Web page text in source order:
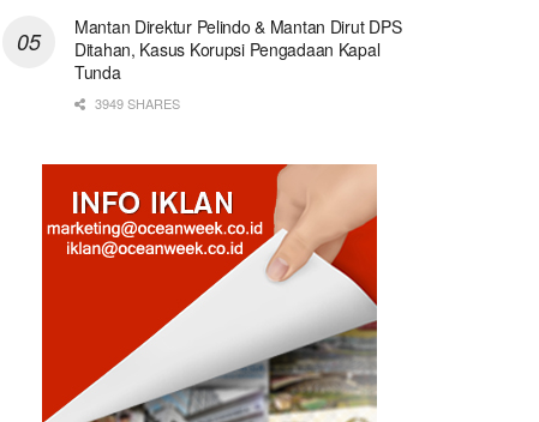
Mantan Direktur Pelindo & Mantan Dirut DPS
Ditahan, Kasus Korupsi Pengadaan Kapal
Tunda
3949 SHARES